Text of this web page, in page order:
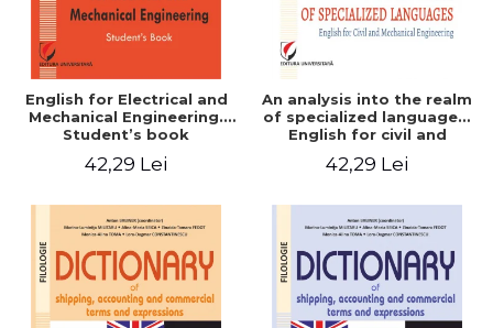
English for Electrical and
Mechanical Engineering.
Student’s book
42,29 Lei
An analysis into the realm
of specialized languages.
English for civil and
42,29 Lei